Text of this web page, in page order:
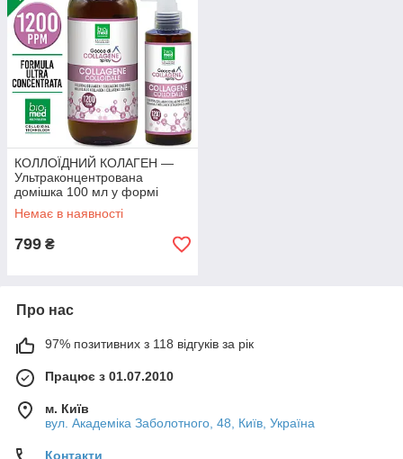
КОЛЛОЇДНИЙ КОЛАГЕН —
Ультраконцентрована
домішка 100 мл у формі
сублінгвального спрею —
1200 ppm
Немає в наявності
799 ₴
Про нас
97% позитивних з 118 відгуків за рік
Працює з 01.07.2010
м. Київ
вул. Академіка Заболотного, 48, Київ, Україна
Контакти